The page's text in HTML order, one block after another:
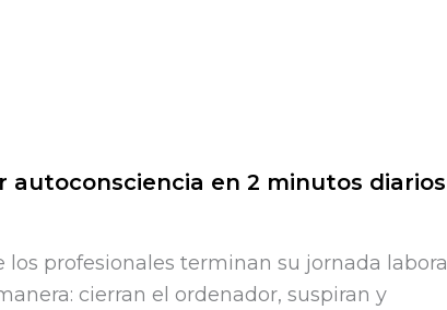
autoconsciencia en 2 minutos diarios
los profesionales terminan su jornada laboral
cierran el ordenador, suspiran y